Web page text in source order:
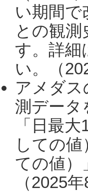
い期間で
との観
す。詳細
い。（
アメダス
測データ
「日最
しての
ての値）
（2025